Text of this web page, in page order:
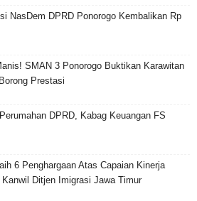
NasDem DPRD Ponorogo Kembalikan Rp
SMAN 3 Ponorogo Buktikan Karawitan
Prestasi
DPRD, Kabag Keuangan FS
6 Penghargaan Atas Capaian Kinerja
Ditjen Imigrasi Jawa Timur